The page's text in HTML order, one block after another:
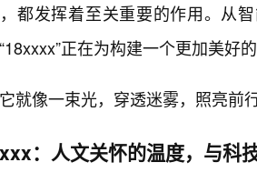
都发挥着至关重要的作用。从
正在为构建一个更加美好
它就像一束光，穿透迷雾，照亮前
：人文关怀的温度，与科